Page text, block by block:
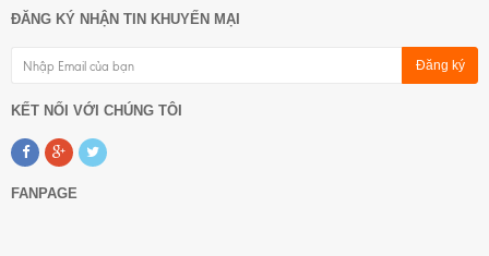
ĐĂNG KÝ NHẬN TIN KHUYẾN MẠI
Đăng ký
KẾT NỐI VỚI CHÚNG TÔI
FANPAGE